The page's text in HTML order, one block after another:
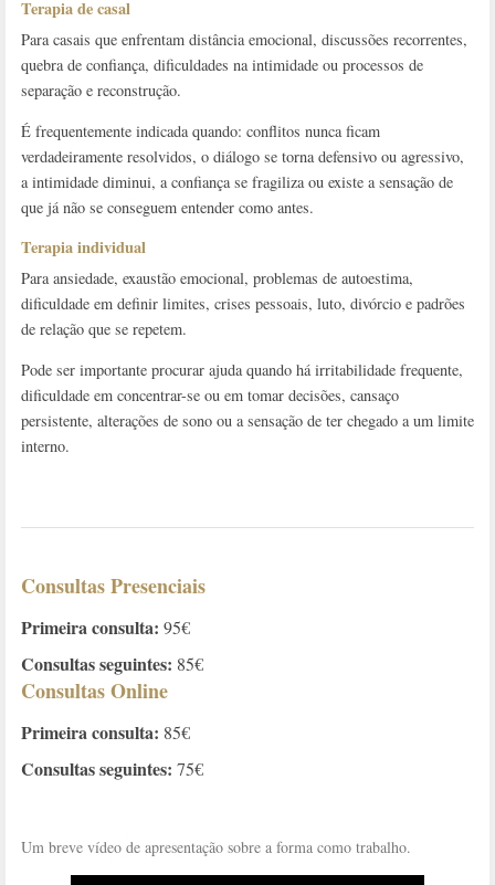
Terapia de casal
Para casais que enfrentam distância emocional, discussões recorrentes,
quebra de confiança, dificuldades na intimidade ou processos de
separação e reconstrução.
É frequentemente indicada quando: conflitos nunca ficam
verdadeiramente resolvidos, o diálogo se torna defensivo ou agressivo,
a intimidade diminui, a confiança se fragiliza ou existe a sensação de
que já não se conseguem entender como antes.
Terapia individual
Para ansiedade, exaustão emocional, problemas de autoestima,
dificuldade em definir limites, crises pessoais, luto, divórcio e padrões
de relação que se repetem.
Pode ser importante procurar ajuda quando há irritabilidade frequente,
dificuldade em concentrar-se ou em tomar decisões, cansaço
persistente, alterações de sono ou a sensação de ter chegado a um limite
interno.
Consultas Presenciais
Primeira consulta: 95€
Consultas seguintes: 85€
Consultas Online
Primeira consulta: 85€
Consultas seguintes: 75€
Um breve vídeo de apresentação sobre a forma como trabalho.